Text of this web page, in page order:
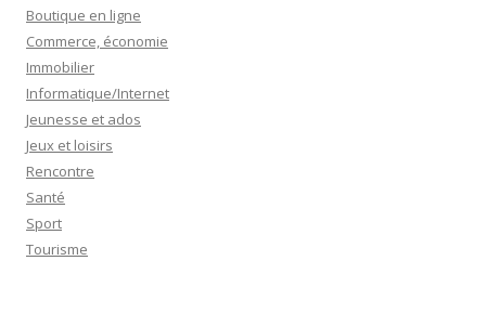
Boutique en ligne
Commerce, économie
Immobilier
Informatique/Internet
Jeunesse et ados
Jeux et loisirs
Rencontre
Santé
Sport
Tourisme